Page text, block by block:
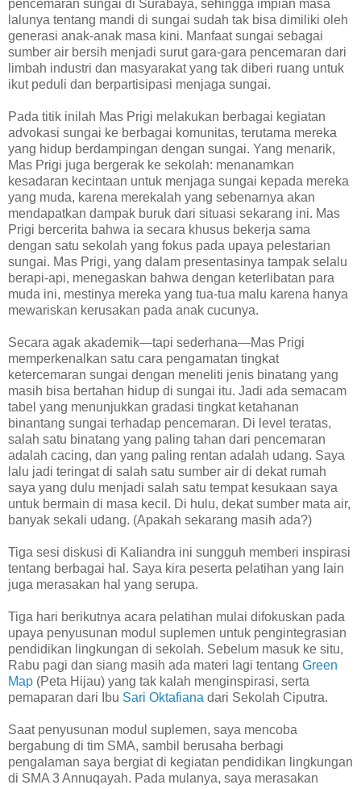
pencemaran sungai di Surabaya, sehingga impian masa
lalunya tentang mandi di sungai sudah tak bisa dimiliki oleh
generasi anak-anak masa kini. Manfaat sungai sebagai
sumber air bersih menjadi surut gara-gara pencemaran dari
limbah industri dan masyarakat yang tak diberi ruang untuk
ikut peduli dan berpartisipasi menjaga sungai.
Pada titik inilah Mas Prigi melakukan berbagai kegiatan
advokasi sungai ke berbagai komunitas, terutama mereka
yang hidup berdampingan dengan sungai. Yang menarik,
Mas Prigi juga bergerak ke sekolah: menanamkan
kesadaran kecintaan untuk menjaga sungai kepada mereka
yang muda, karena merekalah yang sebenarnya akan
mendapatkan dampak buruk dari situasi sekarang ini. Mas
Prigi bercerita bahwa ia secara khusus bekerja sama
dengan satu sekolah yang fokus pada upaya pelestarian
sungai. Mas Prigi, yang dalam presentasinya tampak selalu
berapi-api, menegaskan bahwa dengan keterlibatan para
muda ini, mestinya mereka yang tua-tua malu karena hanya
mewariskan kerusakan pada anak cucunya.
Secara agak akademik—tapi sederhana—Mas Prigi
memperkenalkan satu cara pengamatan tingkat
ketercemaran sungai dengan meneliti jenis binatang yang
masih bisa bertahan hidup di sungai itu. Jadi ada semacam
tabel yang menunjukkan gradasi tingkat ketahanan
binantang sungai terhadap pencemaran. Di level teratas,
salah satu binatang yang paling tahan dari pencemaran
adalah cacing, dan yang paling rentan adalah udang. Saya
lalu jadi teringat di salah satu sumber air di dekat rumah
saya yang dulu menjadi salah satu tempat kesukaan saya
untuk bermain di masa kecil. Di hulu, dekat sumber mata air,
banyak sekali udang. (Apakah sekarang masih ada?)
Tiga sesi diskusi di Kaliandra ini sungguh memberi inspirasi
tentang berbagai hal. Saya kira peserta pelatihan yang lain
juga merasakan hal yang serupa.
Tiga hari berikutnya acara pelatihan mulai difokuskan pada
upaya penyusunan modul suplemen untuk pengintegrasian
pendidikan lingkungan di sekolah. Sebelum masuk ke situ,
Rabu pagi dan siang masih ada materi lagi tentang Green
Map (Peta Hijau) yang tak kalah menginspirasi, serta
pemaparan dari Ibu Sari Oktafiana dari Sekolah Ciputra.
Saat penyusunan modul suplemen, saya mencoba
bergabung di tim SMA, sambil berusaha berbagi
pengalaman saya bergiat di kegiatan pendidikan lingkungan
di SMA 3 Annuqayah. Pada mulanya, saya merasakan